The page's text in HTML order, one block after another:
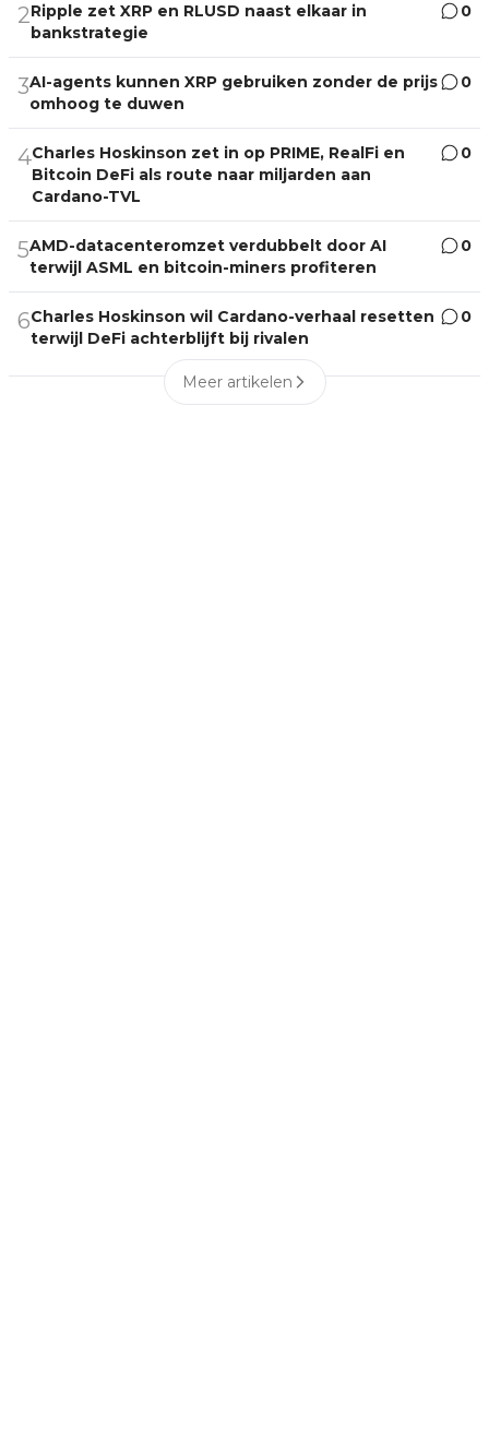
2Ripple zet XRP en RLUSD naast elkaar in
bankstrategie
0
3AI-agents kunnen XRP gebruiken zonder de prijs
omhoog te duwen
0
4Charles Hoskinson zet in op PRIME, RealFi en
Bitcoin DeFi als route naar miljarden aan
Cardano-TVL
0
5AMD-datacenteromzet verdubbelt door AI
terwijl ASML en bitcoin-miners profiteren
0
6Charles Hoskinson wil Cardano-verhaal resetten
terwijl DeFi achterblijft bij rivalen
0
Meer artikelen